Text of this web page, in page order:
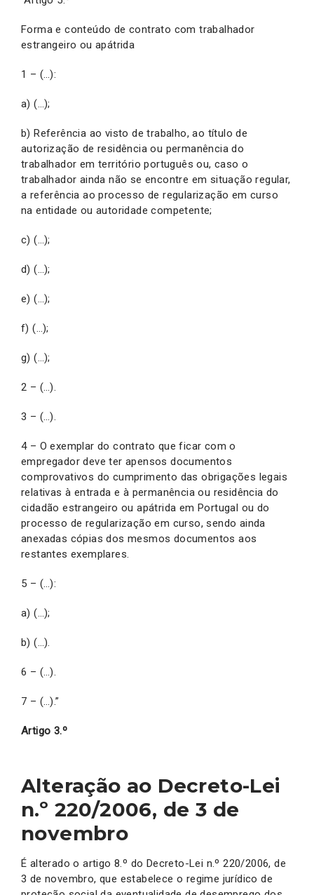
Forma e conteúdo de contrato com trabalhador
estrangeiro ou apátrida
1 – (…):
a) (…);
b) Referência ao visto de trabalho, ao título de
autorização de residência ou permanência do
trabalhador em território português ou, caso o
trabalhador ainda não se encontre em situação regular,
a referência ao processo de regularização em curso
na entidade ou autoridade competente;
c) (…);
d) (…);
e) (…);
f) (…);
g) (…);
2 – (…).
3 – (…).
4 – O exemplar do contrato que ficar com o
empregador deve ter apensos documentos
comprovativos do cumprimento das obrigações legais
relativas à entrada e à permanência ou residência do
cidadão estrangeiro ou apátrida em Portugal ou do
processo de regularização em curso, sendo ainda
anexadas cópias dos mesmos documentos aos
restantes exemplares.
5 – (…):
a) (…);
b) (…).
6 – (…).
7 – (…).”
Artigo 3.º
Alteração ao Decreto-Lei
n.º 220/2006, de 3 de
novembro
É alterado o artigo 8.º do Decreto-Lei n.º 220/2006, de
3 de novembro, que estabelece o regime jurídico de